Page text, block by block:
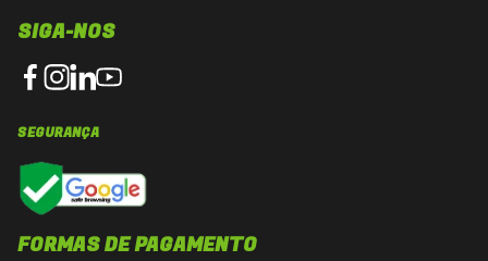
SIGA-NOS
SEGURANÇA
FORMAS DE PAGAMENTO